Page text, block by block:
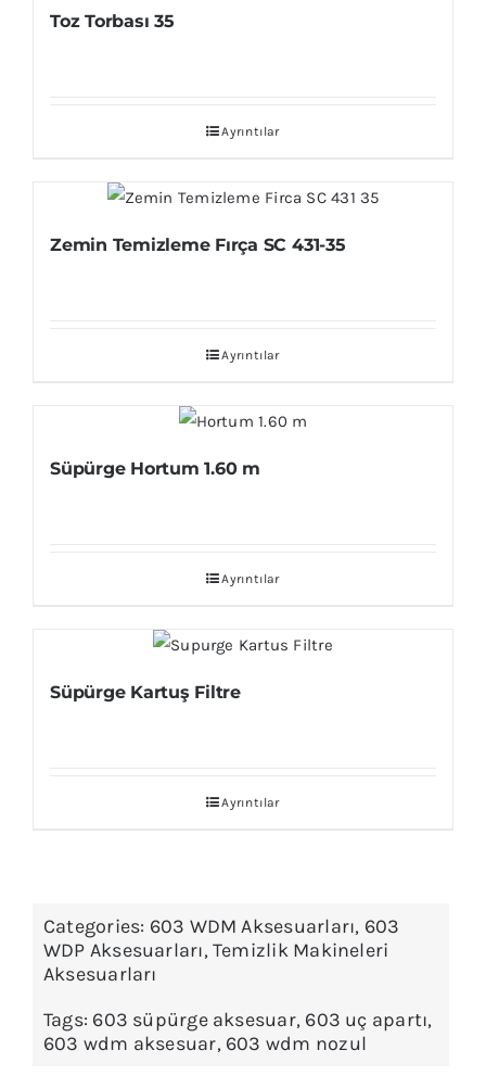
Toz Torbası 35
Ayrıntılar
Zemin Temizleme Fırça SC 431-35
Ayrıntılar
Süpürge Hortum 1.60 m
Ayrıntılar
Süpürge Kartuş Filtre
Ayrıntılar
Categories: 603 WDM Aksesuarları, 603
WDP Aksesuarları,Temizlik Makineleri
Aksesuarları
Tags: 603 süpürge aksesuar, 603 uç apartı,
603 wdm aksesuar, 603 wdm nozul